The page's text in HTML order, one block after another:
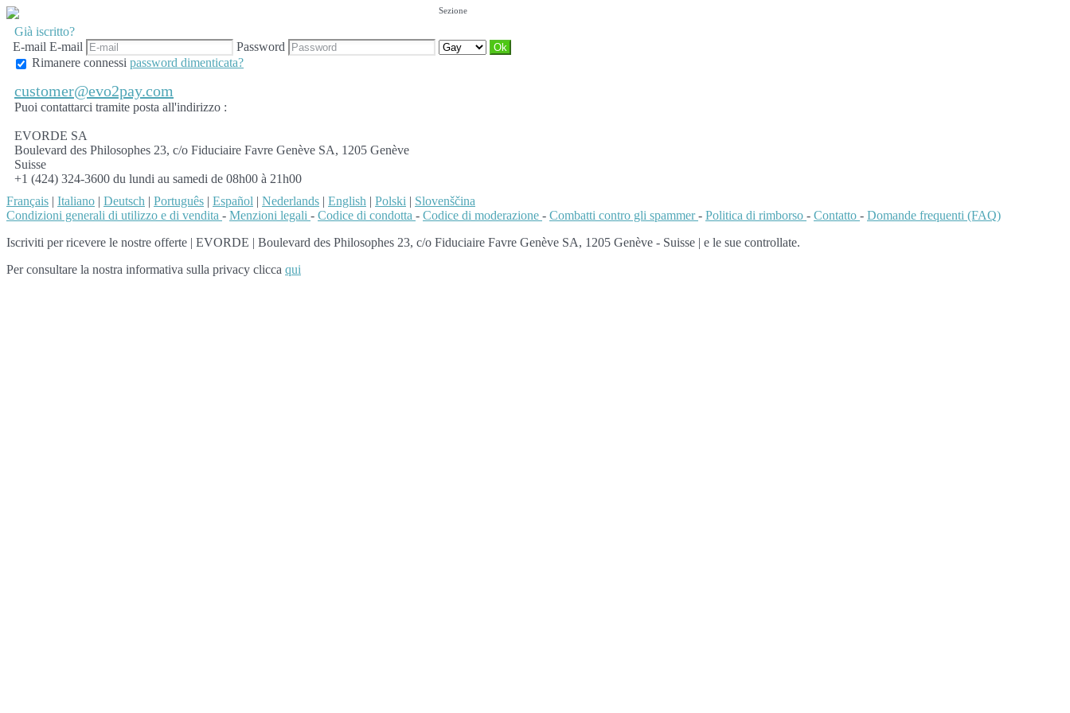
Già iscritto?
E-mail E-mail Password
Sezione
Rimanere connessi password dimenticata?
customer@evo2pay.com
Puoi contattarci tramite posta all'indirizzo :
EVORDE SA
Boulevard des Philosophes 23, c/o Fiduciaire Favre Genève SA, 1205 Genève
Suisse
+1 (424) 324-3600 du lundi au samedi de 08h00 à 21h00
Français | Italiano | Deutsch | Português | Español | Nederlands | English | Polski | Slovenščina
Condizioni generali di utilizzo e di vendita - Menzioni legali - Codice di condotta - Codice di moderazione - Combatti contro gli spammer- Politica di rimborso - Contatto - Domande frequenti (FAQ)
Iscriviti per ricevere le nostre offerte | EVORDE | Boulevard des Philosophes 23, c/o Fiduciaire Favre Genève SA, 1205 Genève - Suisse | e le sue controllate.
Per consultare la nostra informativa sulla privacy clicca qui